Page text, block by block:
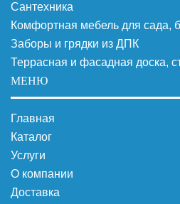
Сантехника
Комфортная мебель для сада,
Заборы и грядки из ДПК
Террасная и фасадная доска,
МЕНЮ
Главная
Каталог
Услуги
О компании
Доставка